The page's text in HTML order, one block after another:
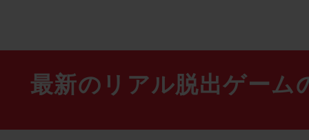
最新のリアル脱出ゲーム